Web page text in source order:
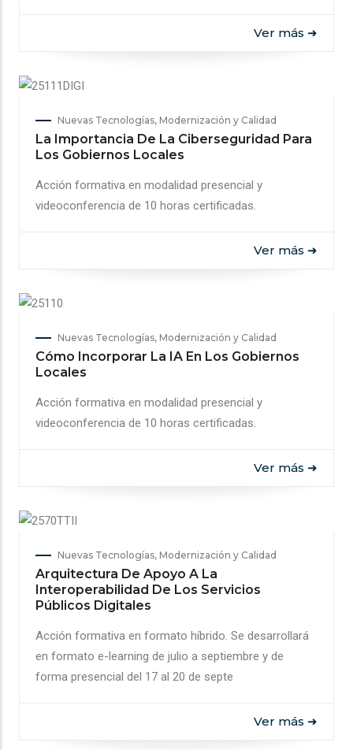
Ver más ➜
Nuevas Tecnologías, Modernización y Calidad
La Importancia De La Ciberseguridad Para
Los Gobiernos Locales
Acción formativa en modalidad presencial y
videoconferencia de 10 horas certificadas.
Ver más ➜
Nuevas Tecnologías, Modernización y Calidad
Cómo Incorporar La IA En Los Gobiernos
Locales
Acción formativa en modalidad presencial y
videoconferencia de 10 horas certificadas.
Ver más ➜
Nuevas Tecnologías, Modernización y Calidad
Arquitectura De Apoyo A La
Interoperabilidad De Los Servicios
Públicos Digitales
Acción formativa en formato híbrido. Se desarrollará
en formato e-learning de julio a septiembre y de
forma presencial del 17 al 20 de septe
Ver más ➜